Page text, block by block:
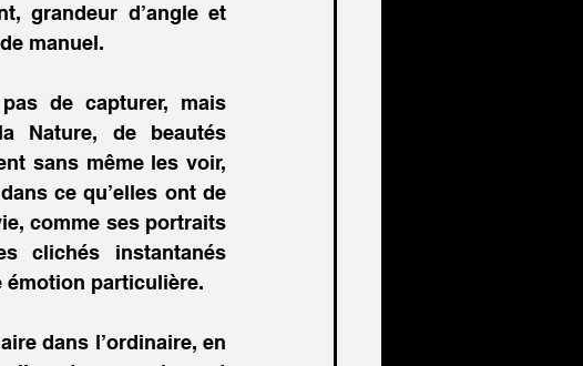
grandeur d’angle et
manuel.
de capturer, mais
Nature, de beautés
sans même les voir,
ce qu’elles ont de
comme ses portraits
clichés instantanés
émotion particulière.
dans l’ordinaire, en